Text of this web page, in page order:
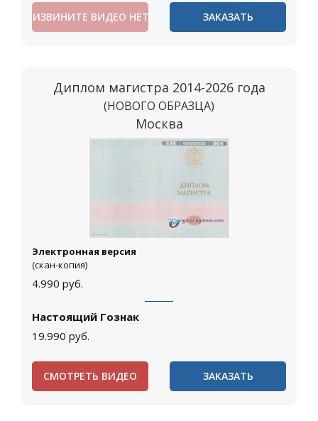
ИЗВИНИТЕ ВИДЕО НЕТ ЗАКАЗАТЬ
Диплом магистра 2014-2026 года
(НОВОГО ОБРАЗЦА)
Москва
Электронная версия
(скан-копия)
4.990 руб.
Настоящий Гознак
19.990 руб.
СМОТРЕТЬ ВИДЕО ЗАКАЗАТЬ